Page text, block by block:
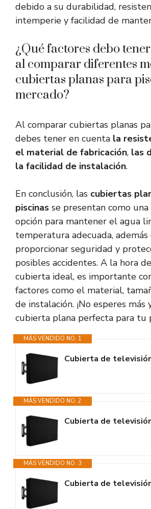
debido a su durabilidad,
intemperie y facilidad de
¿Qué factores debo
al comparar diferentes
cubiertas planas para
mercado?
Al comparar cubiertas planas
debes tener en cuenta la
el material de fabricación, las
la facilidad de instalación.
En conclusión, las cubiertas
piscinas se presentan como
opción para mantener el agua
temperatura adecuada, además
proporcionar seguridad y
posibles accidentes. A la hora
cubierta ideal, es importante
factores como el material,
de instalación. ¡No esperes
cubierta plana perfecta para tu
MÁS VENDIDO NO. 1
MÁS VENDIDO NO. 2
MÁS VENDIDO NO. 3